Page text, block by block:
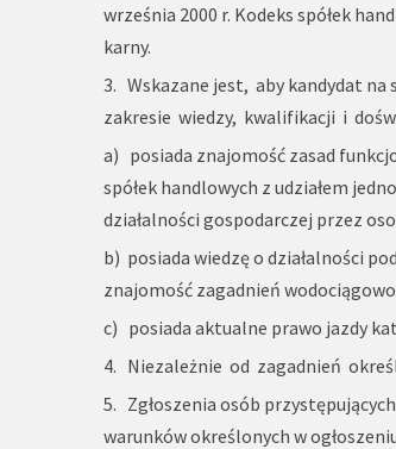
września 2000 r. Kodeks spółek
karny.
3. Wskazane jest, aby kandydat na
zakresie wiedzy, kwalifikacji i
a) posiada znajomość zasad
spółek handlowych z udziałem
działalności gospodarczej przez
b) posiada wiedzę o działalności
znajomość zagadnień
c) posiada aktualne prawo jazdy
4. Niezależnie od zagadnień
5. Zgłoszenia osób
warunków określonych w